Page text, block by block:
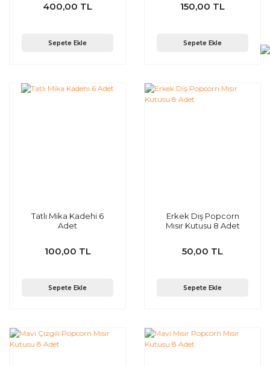
400,00 TL
Sepete Ekle
150,00 TL
Sepete Ekle
Tatlı Mika Kadehi 6
Adet
100,00 TL
Sepete Ekle
Erkek Diş Popcorn
Mısır Kutusu 8 Adet
50,00 TL
Sepete Ekle